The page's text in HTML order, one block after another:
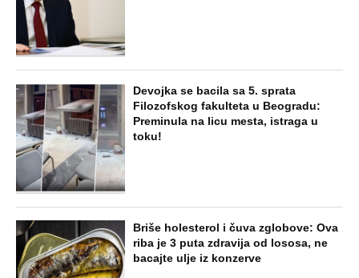
Devojka se bacila sa 5. sprata
Filozofskog fakulteta u Beogradu:
Preminula na licu mesta, istraga u
toku!
Briše holesterol i čuva zglobove: Ova
riba je 3 puta zdravija od lososa, ne
bacajte ulje iz konzerve